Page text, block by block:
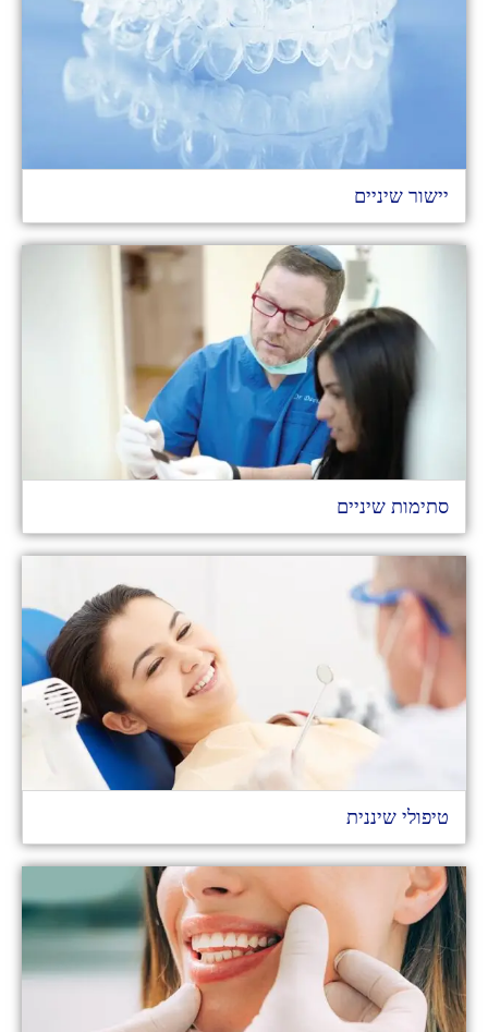
יישור שיניים
סתימות שיניים
טיפולי שיננית